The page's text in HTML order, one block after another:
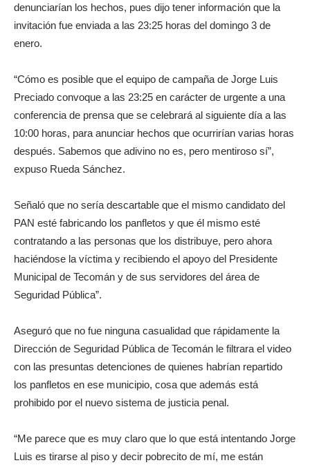
denunciarían los hechos, pues dijo tener información que la
invitación fue enviada a las 23:25 horas del domingo 3 de
enero.
“Cómo es posible que el equipo de campaña de Jorge Luis
Preciado convoque a las 23:25 en carácter de urgente a una
conferencia de prensa que se celebrará al siguiente día a las
10:00 horas, para anunciar hechos que ocurrirían varias horas
después. Sabemos que adivino no es, pero mentiroso sí”,
expuso Rueda Sánchez.
Señaló que no sería descartable que el mismo candidato del
PAN esté fabricando los panfletos y que él mismo esté
contratando a las personas que los distribuye, pero ahora
haciéndose la víctima y recibiendo el apoyo del Presidente
Municipal de Tecomán y de sus servidores del área de
Seguridad Pública”.
Aseguró que no fue ninguna casualidad que rápidamente la
Dirección de Seguridad Pública de Tecomán le filtrara el video
con las presuntas detenciones de quienes habrían repartido
los panfletos en ese municipio, cosa que además está
prohibido por el nuevo sistema de justicia penal.
“Me parece que es muy claro que lo que está intentando Jorge
Luis es tirarse al piso y decir pobrecito de mí, me están